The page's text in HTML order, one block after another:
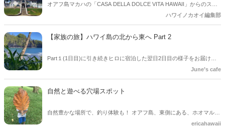
オアフ島マカハの「CASA DELLA DOLCE VITA HAWAII」からのスペ
シャルオファー！ 昨年年の8月に建設開始から30周年を迎えた記念キ
見です。
ハワイノカオイ編集部
【家族の旅】ハワイ島の北から東へ Part 2
Part１(1日目)に引き続きヒロに宿泊した翌日2日目の様子をお届けし
ます。 自然に囲まれたボタニカルガーデンで理想の自分になる事に思
June’s cafe
自然と遊べる穴場スポット
自然豊かな場所で、釣り体験も！ オアフ島、東側にある、ホオマルヒ
ericahawaii